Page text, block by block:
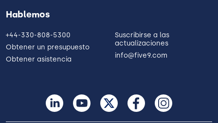
Hablemos
+44-330-808-5300
Obtener un presupuesto
Obtener asistencia
Suscribirse a las
actualizaciones
info@five9.com